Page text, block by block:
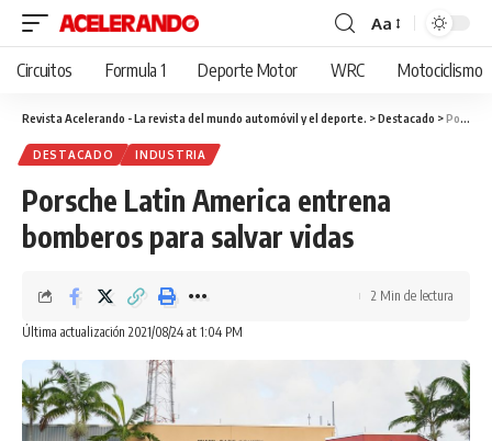
Cambiar
tamaño
fuente
Aa
Circuitos Formula 1 Deporte Motor WRC Motociclismo
Revista Acelerando - La revista del mundo automóvil y el deporte. >Destacado >Porsche Latin America entrena bomberos para salvar vidas
DESTACADO INDUSTRIA
Porsche Latin America entrena
bomberos para salvar vidas
Última actualización 2021/08/24 at 1:04 PM
2 Min de lectura